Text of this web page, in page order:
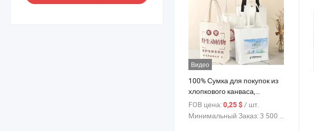
Видео
100% Сумка для покупок из
хлопкового канваса,
многоразовая сумка для
продуктов
FOB цена:0,25 $ / шт.
Минимальный Заказ:3 500 Куски